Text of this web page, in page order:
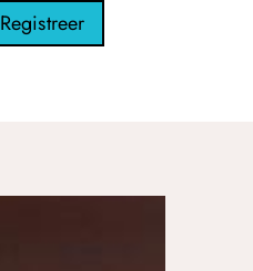
Registreer